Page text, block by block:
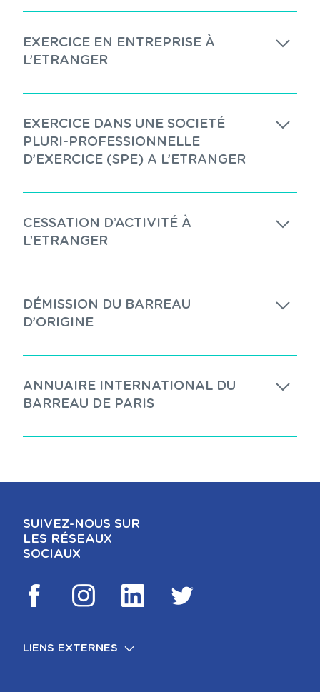
EXERCICE EN ENTREPRISE À
L’ETRANGER
EXERCICE DANS UNE SOCIETÉ
PLURI-PROFESSIONNELLE
D’EXERCICE (SPE) A L’ETRANGER
CESSATION D’ACTIVITÉ À
L’ETRANGER
DÉMISSION DU BARREAU
D’ORIGINE
ANNUAIRE INTERNATIONAL DU
BARREAU DE PARIS
SUIVEZ-NOUS SUR
LES RÉSEAUX
SOCIAUX
LIENS EXTERNES